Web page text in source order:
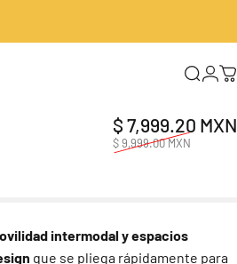
Buscar
$ 7,999.20 MXN
$ 9,999.00 MXN
intermodal y espacios
que se pliega rápidamente para